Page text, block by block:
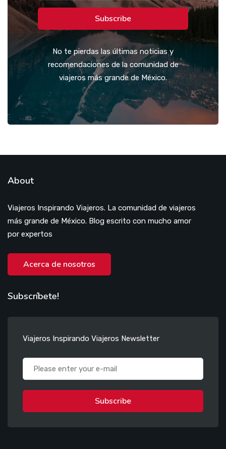
Subscribe
No te pierdas las últimas noticias y
recomendaciones de la comunidad de
viajeros más grande de México.
About
Viajeros Inspirando Viajeros. La comunidad de viajeros
más grande de México. Blog escrito con mucho amor
por expertos
Acerca de nosotros
Subscríbete!
Viajeros Inspirando Viajeros Newsletter
Subscribe